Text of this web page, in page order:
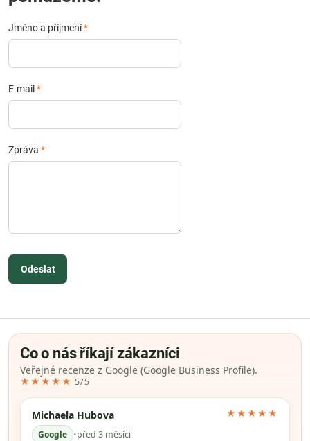
Jméno a příjmení*
E-mail *
Zpráva *
Odeslat
Co o nás říkají zákazníci
Veřejné recenze z Google (Google Business Profile).
★★★★★ 5/5
Michaela Hubova
Google •před 3 měsíci
★★★★★